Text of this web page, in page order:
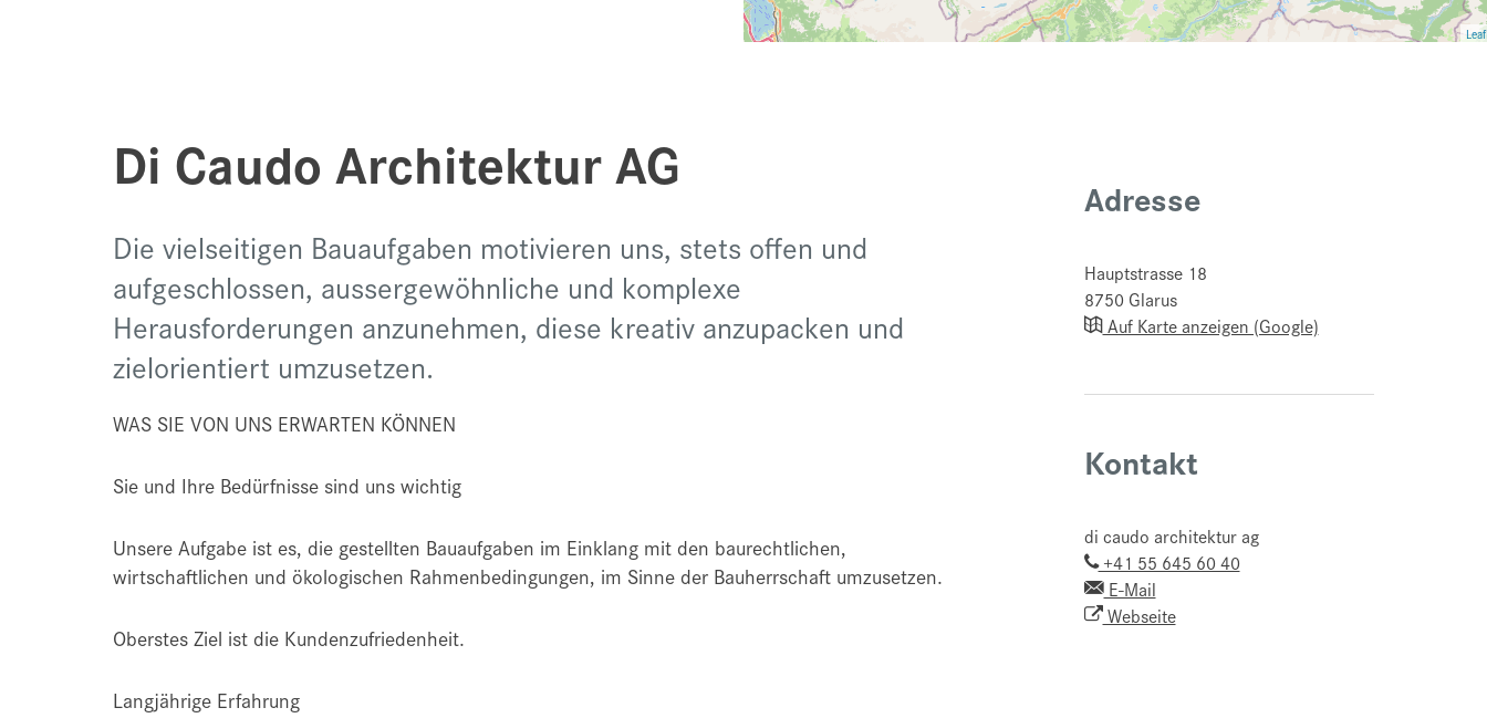
Di Caudo Architektur AG
Die vielseitigen Bauaufgaben motivieren uns, stets offen und
aufgeschlossen, aussergewöhnliche und komplexe
Herausforderungen anzunehmen, diese kreativ anzupacken und
zielorientiert umzusetzen.
WAS SIE VON UNS ERWARTEN KÖNNEN
​Sie und Ihre Bedürfnisse sind uns wichtig
Unsere Aufgabe ist es, die gestellten Bauaufgaben im Einklang mit den baurechtlichen,
wirtschaftlichen und ökologischen Rahmenbedingungen, im Sinne der Bauherrschaft umzusetzen.
Oberstes Ziel ist die Kundenzufriedenheit.
Langjährige Erfahrung
Adresse
Hauptstrasse 18
8750 Glarus
Auf Karte anzeigen (Google)
Kontakt
di caudo architektur ag
+41 55 645 60 40
E-Mail
Webseite